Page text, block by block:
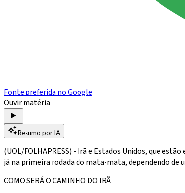
Fonte preferida no Google
Ouvir matéria
Resumo por IA
(UOL/FOLHAPRESS) - Irã e Estados Unidos, que
já na primeira rodada do mata-mata, dependendo de
COMO SERÁ O CAMINHO DO IRÃ